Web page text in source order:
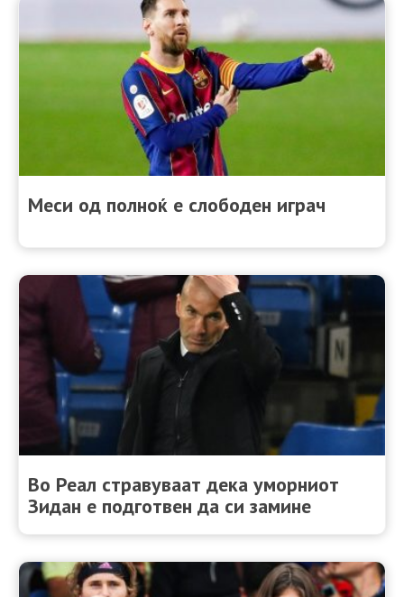
Меси од полноќ е слободен играч
Во Реал стравуваат дека уморниот
Зидан е подготвен да си замине